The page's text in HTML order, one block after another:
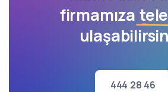
firmamıza
444 28 46